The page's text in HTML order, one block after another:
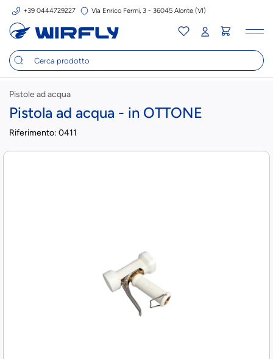
+39 0444729227 Via Enrico Fermi, 3 - 36045 Alonte (VI)
Pistole ad acqua
Pistola ad acqua - in OTTONE
Riferimento: 0411